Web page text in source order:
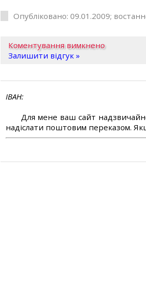
Опубліковано: 09.01.2009;
Коментування вимкнено
Залишити відгук »
ІВАН
Для мене ваш сайт
надіслати поштовим переказом.